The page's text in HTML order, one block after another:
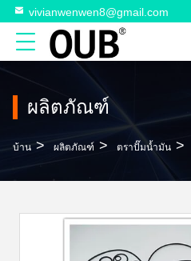
vivianwenwen8@gmail.com
ผลิตภัณฑ์
บ้าน > ผลิตภัณฑ์ > ตราปั๊มน้ำมัน >